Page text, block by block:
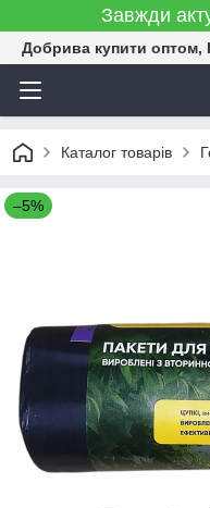
Завжди
Добрива купити оптом,
Каталог товарів
–5%